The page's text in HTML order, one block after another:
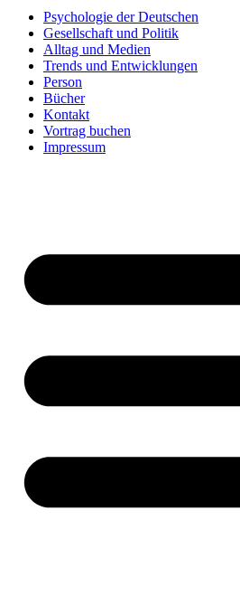
Psychologie der Deutschen
Gesellschaft und Politik
Alltag und Medien
Trends und Entwicklungen
Person
Bücher
Kontakt
Vortrag buchen
Impressum